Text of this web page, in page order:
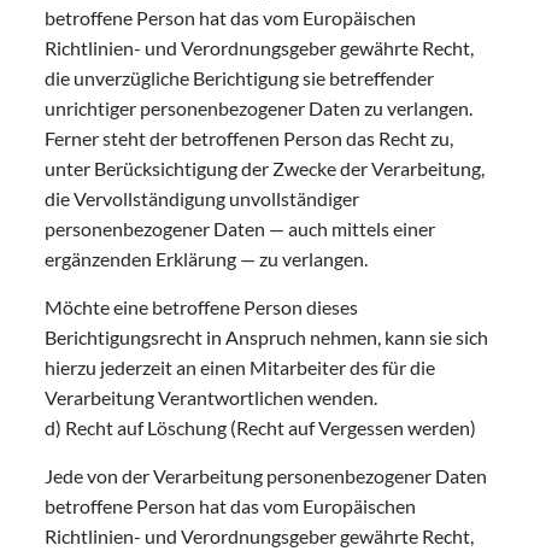
betroffene Person hat das vom Europäischen
Richtlinien- und Verordnungsgeber gewährte Recht,
die unverzügliche Berichtigung sie betreffender
unrichtiger personenbezogener Daten zu verlangen.
Ferner steht der betroffenen Person das Recht zu,
unter Berücksichtigung der Zwecke der Verarbeitung,
die Vervollständigung unvollständiger
personenbezogener Daten — auch mittels einer
ergänzenden Erklärung — zu verlangen.
Möchte eine betroffene Person dieses
Berichtigungsrecht in Anspruch nehmen, kann sie sich
hierzu jederzeit an einen Mitarbeiter des für die
Verarbeitung Verantwortlichen wenden.
d) Recht auf Löschung (Recht auf Vergessen werden)
Jede von der Verarbeitung personenbezogener Daten
betroffene Person hat das vom Europäischen
Richtlinien- und Verordnungsgeber gewährte Recht,